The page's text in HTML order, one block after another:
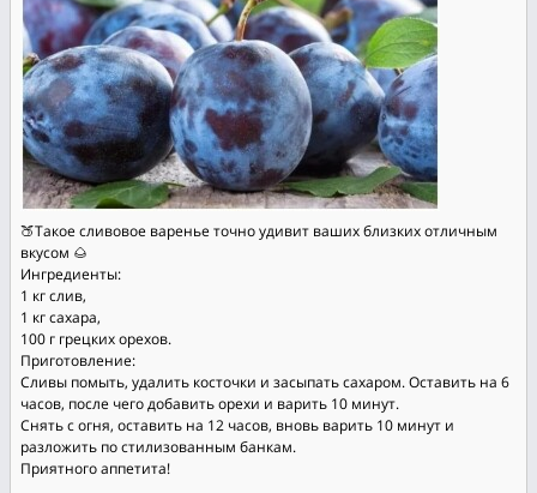
🍑Такое сливовое варенье точно удивит ваших близких отличным
вкусом 🌰
Ингредиенты:
1 кг слив,
1 кг сахара,
100 г грецких орехов.
Приготовление:
Сливы помыть, удалить косточки и засыпать сахаром. Оставить на 6
часов, после чего добавить орехи и варить 10 минут.
Снять с огня, оставить на 12 часов, вновь варить 10 минут и
разложить по стилизованным банкам.
Приятного аппетита!